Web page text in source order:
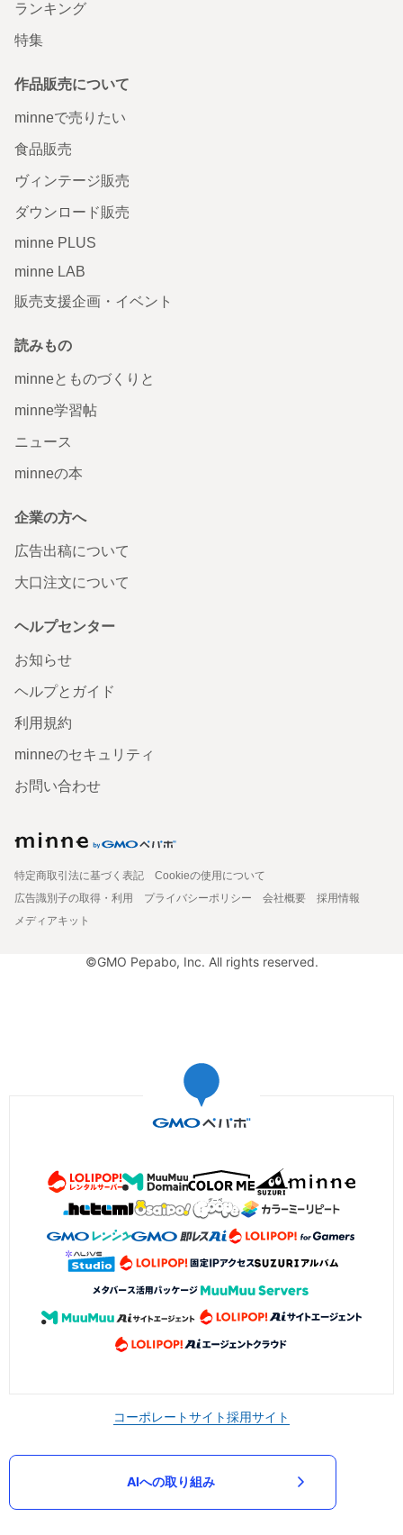
ランキング
特集
作品販売について
minneで売りたい
食品販売
ヴィンテージ販売
ダウンロード販売
minne PLUS
minne LAB
販売支援企画・イベント
読みもの
minneとものづくりと
minne学習帖
ニュース
minneの本
企業の方へ
広告出稿について
大口注文について
ヘルプセンター
お知らせ
ヘルプとガイド
利用規約
minneのセキュリティ
お問い合わせ
特定商取引法に基づく表記
Cookieの使用について
広告識別子の取得・利用
プライバシーポリシー 会社概要
採用情報
メディアキット
©GMO Pepabo, Inc. All rights reserved.
コーポレートサイト採用サイト
AIへの取り組み